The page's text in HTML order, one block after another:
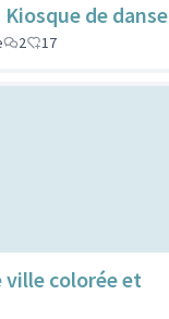
Kiosque de danse
2 17
ville colorée et